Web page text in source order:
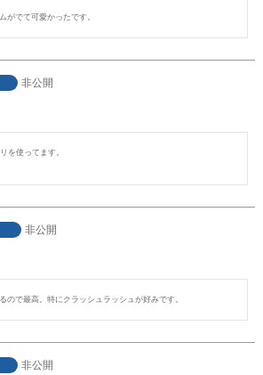
がでて可愛かったです。
非公開
を使ってます。
非公開
ので最高。特にクラッシュラッシュが好みです。
非公開